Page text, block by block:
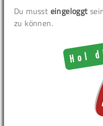
Du musst eingeloggt
zu können.